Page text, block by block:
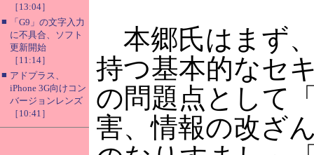
［13:04］
■
「G9」の文字入力
に不具合、ソフト
更新開始
［11:14］
■ アドプラス、
iPhone 3G向けコン
バージョンレンズ
［10:41］
本郷氏はまず
持つ基本的なセ
の問題点として
害、情報の改ざ